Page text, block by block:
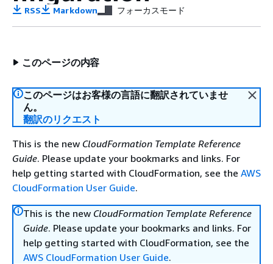
RSS Markdown フォーカスモード
このページの内容
このページはお客様の言語に翻訳されていませ
ん。
翻訳のリクエスト
This is the new CloudFormation Template Reference
Guide. Please update your bookmarks and links. For
help getting started with CloudFormation, see the AWS
CloudFormation User Guide.
This is the new CloudFormation Template Reference
Guide. Please update your bookmarks and links. For
help getting started with CloudFormation, see the
AWS CloudFormation User Guide.